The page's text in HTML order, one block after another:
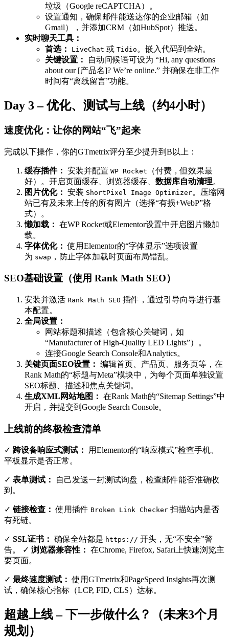
垃圾（Google reCAPTCHA）。
设置通知，确保邮件能送达你的企业邮箱（如
Gmail），并添加CRM（如HubSpot）推送。
实时聊天工具：
首选：
LiveChat 或 Tidio 。嵌入代码到全站。
关键设置：
自动问候语可设为 “Hi, any questions
about our [产品名]? We’re online.” 并确保在非工作
时间有“离线留言”功能。
Day 3 – 优化、测试与上线（约4小时）
速度优化：让你的网站“飞”起来
完成以下操作，你的GTmetrix评分至少提升到B以上：
缓存插件： 安装并配置 WP Rocket
（付费，但效果最
好）。开启页面缓存、浏览器缓存、 数据库自动清理。
图片优化： 安装 ShortPixel Image Optimizer。压缩网
站已有及未来上传的所有图片（选择“有损+WebP”格
式）。
懒加载： 在WP Rocket或Elementor设置中开启图片懒加
载。
字体优化： 使用Elementor的“字体显示”选项设置
为 swap ，防止字体加载时页面布局错乱。
SEO基础设置（使用 Rank Math SEO）
安装并激活 Rank Math SEO 插件，通过引导向导进行基
本配置。
全局设置：
网站标题和描述（包含核心关键词，如
“Manufacturer of High-Quality LED Lights”）。
连接Google Search Console和Analytics。
关键页面SEO设置： 编辑首页、产品页、服务页等，在
Rank Math的“标题与Meta”模块中，为每个页面单独设置
SEO标题、描述和焦点关键词。
生成XML网站地图： 在Rank Math的“Sitemap Settings”中
开启，并提交到Google Search Console。
上线前的终极检查清单
✓ 跨设备响应式测试：
用Elementor的“响应模式”检查手机、
平板显示是否正常。
✓ 表单测试：
自己发送一封测试询盘，检查邮件能否准确收
到。
✓ 链接检查： 使用插件 Broken Link Checker 扫描站内是否
有死链。
✓ SSL证书： 确保全站都是 https:// 开头，无“不安全”警
告。 ✓ 浏览器兼容性： 在Chrome, Firefox, Safari上快速浏览主
要页面。
✓ 最终速度测试： 使用GTmetrix和PageSpeed Insights再次测
试，确保核心指标（LCP, FID, CLS）达标。
超越上线 – 下一步做什么？（未来3个月
规划）